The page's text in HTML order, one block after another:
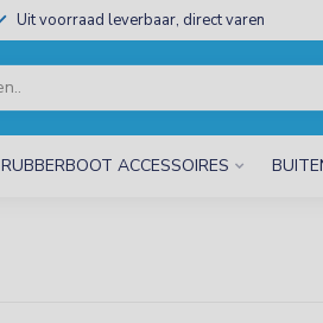
Uit voorraad leverbaar, direct varen
RUBBERBOOT ACCESSOIRES